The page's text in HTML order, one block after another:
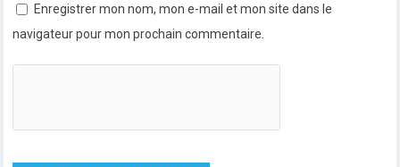
Enregistrer mon nom, mon e-mail et mon site dans le
navigateur pour mon prochain commentaire.